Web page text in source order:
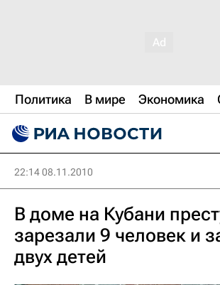
Политика В мире Экономика
22:14 08.11.2010
В доме на Кубани
зарезали 9 человек и
двух детей